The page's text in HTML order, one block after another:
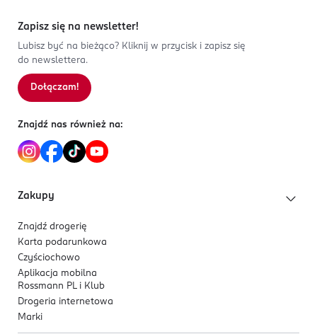
Zapisz się na newsletter!
Lubisz być na bieżąco? Kliknij w przycisk i zapisz się
do newslettera.
Dołączam!
Znajdź nas również na:
Zakupy
Znajdź drogerię
Karta podarunkowa
Czyściochowo
Aplikacja mobilna
Rossmann PL i Klub
Drogeria internetowa
Marki